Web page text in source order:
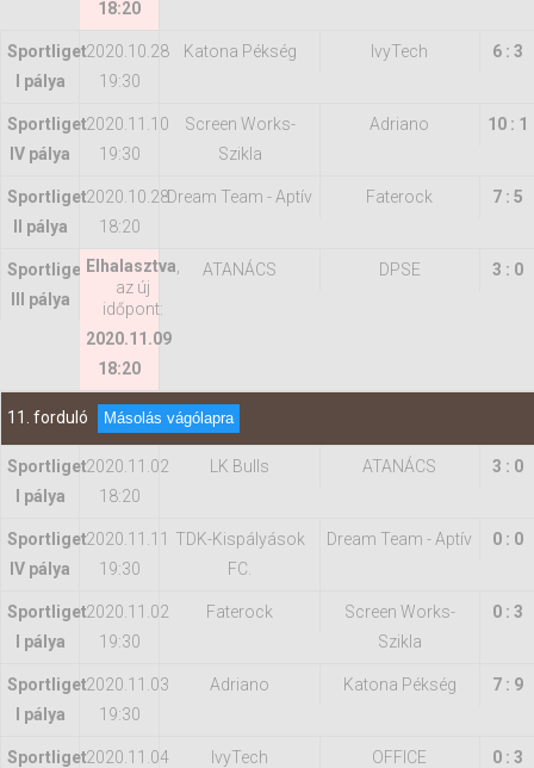
18:20
Sportliget
I pálya
2020.10.28
19:30
Katona Pékség IvyTech 6 : 3
Sportliget
IV pálya
2020.11.10
19:30
Screen Works-
Szikla
Adriano 10 : 1
Sportliget
II pálya
2020.10.28
18:20
Dream Team - Aptív Faterock 7 : 5
Sportliget
III pálya
Elhalasztva
az új
időpont:
2020.11.09
18:20
ATANÁCS DPSE 3 : 0
11. forduló Másolás vágólapra
Sportliget
I pálya
2020.11.02
18:20
LK Bulls ATANÁCS 3 : 0
Sportliget
IV pálya
2020.11.11
19:30
TDK-Kispályások
FC.
Dream Team - Aptív 0 : 0
Sportliget
I pálya
2020.11.02
19:30
Faterock
Screen Works-
Szikla
0 : 3
Sportliget
I pálya
2020.11.03
19:30
Adriano Katona Pékség 7 : 9
Sportliget2020.11.04
IvyTech OFFICE 0 : 3